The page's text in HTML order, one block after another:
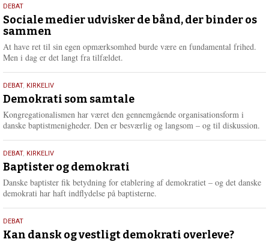
18.
maj
2026
DEBAT
Sociale medier udvisker de bånd, der binder os
sammen
At have ret til sin egen opmærksomhed burde være en fundamental frihed.
Men i dag er det langt fra tilfældet.
18.
maj
2026
DEBAT, KIRKELIV
Demokrati som samtale
Kongregationalismen har været den gennemgående organisationsform i
danske baptistmenigheder. Den er besværlig og langsom – og til diskussion.
18.
maj
2026
DEBAT, KIRKELIV
Baptister og demokrati
Danske baptister fik betydning for etablering af demokratiet – og det danske
demokrati har haft indflydelse på baptisterne.
18.
maj
DEBAT
Kan dansk og vestligt demokrati overleve?